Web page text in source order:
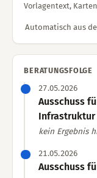
Vorlagentext,
Automatisch aus
BERATUNGSFOLGE
27.05.2026
Ausschuss
Infrastruktur
kein Ergebnis
21.05.2026
Ausschuss